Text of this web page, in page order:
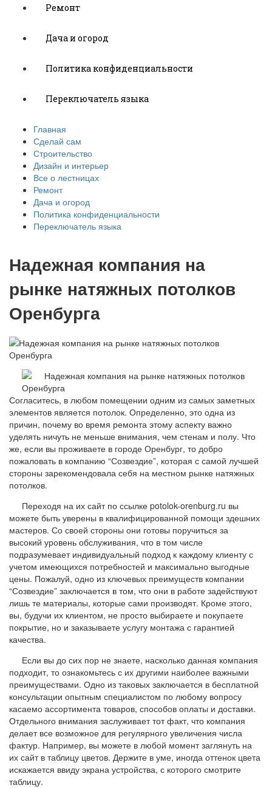
Ремонт
Дача и огород
Политика конфиденциальности
Переключатель языка
Главная
Сделай сам
Строительство
Дизайн и интерьер
Все о лестницах
Ремонт
Дача и огород
Политика конфиденциальности
Переключатель языка
Надежная компания на
рынке натяжных потолков
Оренбурга
Согласитесь, в любом помещении одним из самых заметных
элементов является потолок. Определенно, это одна из
причин, почему во время ремонта этому аспекту важно
уделять ничуть не меньше внимания, чем стенам и полу. Что
же, если вы проживаете в городе Оренбург, то добро
пожаловать в компанию “Созвездие”, которая с самой лучшей
стороны зарекомендовала себя на местном рынке натяжных
потолков.
Переходя на их сайт по ссылке potolok-orenburg.ru вы
можете быть уверены в квалифицированной помощи здешних
мастеров. Со своей стороны они готовы поручиться за
высокий уровень обслуживания, что в том числе
подразумевает индивидуальный подход к каждому клиенту с
учетом имеющихся потребностей и максимально выгодные
цены. Пожалуй, одно из ключевых преимуществ компании
“Созвездие” заключается в том, что они в работе задействуют
лишь те материалы, которые сами производят. Кроме этого,
вы, будучи их клиентом, не просто выбираете и покупаете
покрытие, но и заказываете услугу монтажа с гарантией
качества.
Если вы до сих пор не знаете, насколько данная компания
подходит, то ознакомьтесь с их другими наиболее важными
преимуществами. Одно из таковых заключается в бесплатной
консультации опытным специалистом по любому вопросу
касаемо ассортимента товаров, способов оплаты и доставки.
Отдельного внимания заслуживает тот факт, что компания
делает все возможное для регулярного увеличения числа
фактур. Например, вы можете в любой момент заглянуть на
их сайт в таблицу цветов. Держите в уме, иногда оттенок цвета
искажается ввиду экрана устройства, с которого смотрите
таблицу.